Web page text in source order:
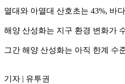
열대와 아열대 산호초는 43%, 바
해양 산성화는 지구 환경 변화가
그간 해양 산성화는 아직 한계 수
기자 | 유투권